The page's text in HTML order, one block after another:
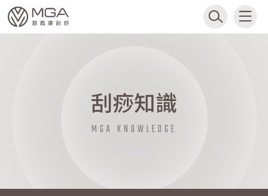
刮痧知識
MGA KNOWLEDGE